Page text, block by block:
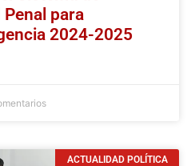
para
2024-2025
ACTUALIDAD POLÍTICA